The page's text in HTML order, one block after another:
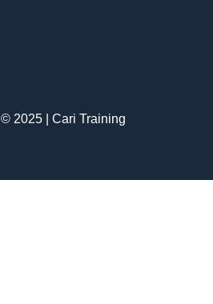
2025 | Cari Training